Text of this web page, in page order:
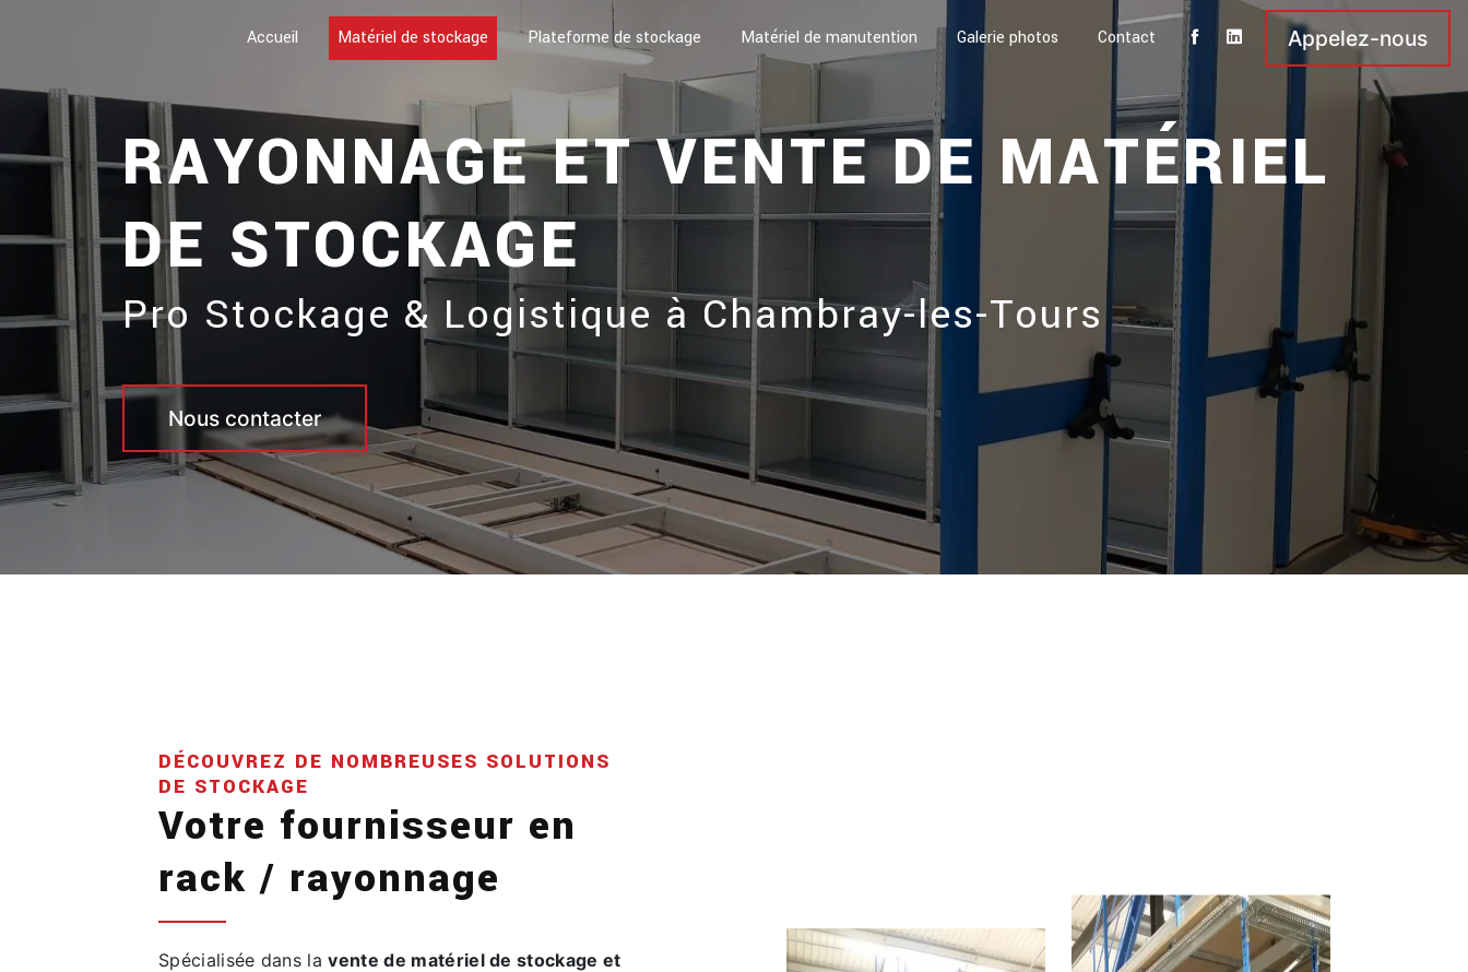
Accueil Matériel de stockage Plateforme de stockage Matériel de manutention Galerie photos Contact Appelez-nous
RAYONNAGE ET VENTE DE MATÉRIEL
DE STOCKAGE
Pro Stockage & Logistique à Chambray-les-Tours
Nous contacter
DÉCOUVREZ DE NOMBREUSES SOLUTIONS
DE STOCKAGE
Votre fournisseur en
rack / rayonnage
Spécialisée dans lavente de matériel de stockage et